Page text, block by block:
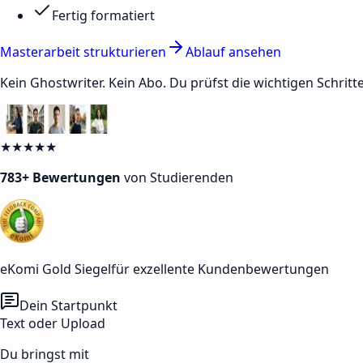
Fertig formatiert
Masterarbeit strukturieren
Ablauf ansehen
Kein Ghostwriter. Kein Abo. Du prüfst die wichtigen
★★★★★
783+ Bewertungen von Studierenden
eKomi Gold Siegelfür exzellente Kundenbewertungen
Dein Startpunkt
Text oder Upload
Du bringst mit